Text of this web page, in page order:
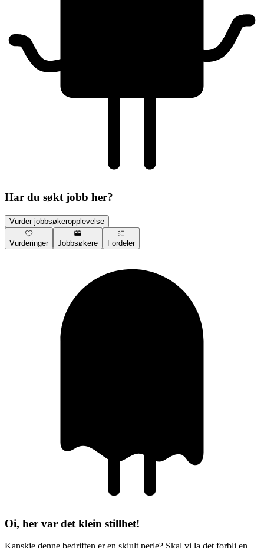
Har du søkt jobb her?
Vurder jobbsøkeropplevelse
Vurderinger Jobbsøkere Fordeler
Oi, her var det klein stillhet!